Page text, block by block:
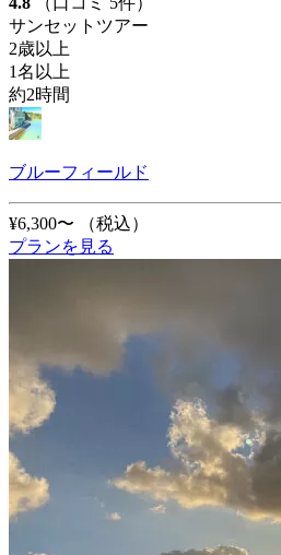
サンセットツアー
2歳以上
1名以上
約2時間
ブルーフィールド
¥6,300〜
（税込）
プランを見る